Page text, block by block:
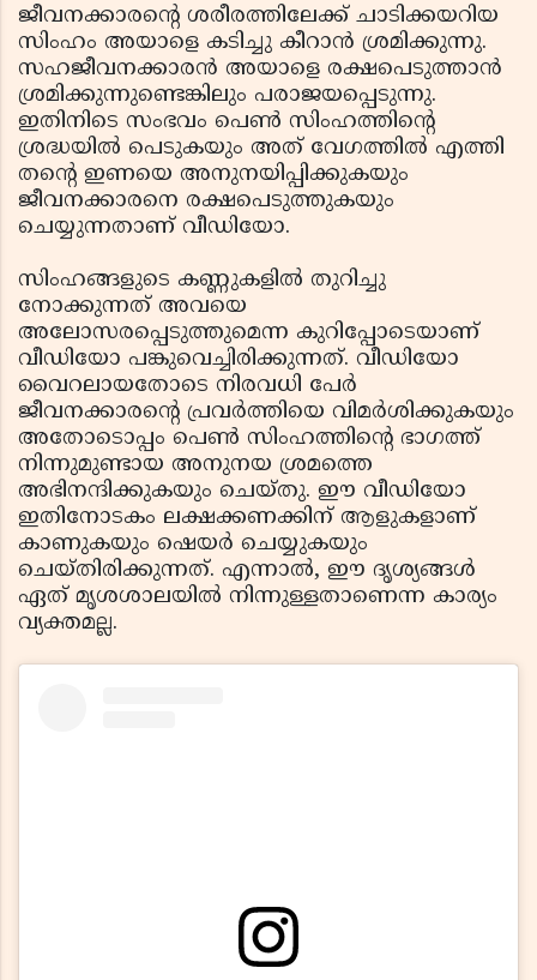
ജീവനക്കാരന്റെ ശരീരത്തിലേക്ക് ചാടിക്കയറിയ
സിംഹം അയാളെ കടിച്ചു കീറാന്‍ ശ്രമിക്കുന്നു.
സഹജീവനക്കാരന്‍ അയാളെ രക്ഷപെടുത്താന്‍
ശ്രമിക്കുന്നുണ്ടെങ്കിലും പരാജയപ്പെടുന്നു.
ഇതിനിടെ സംഭവം പെണ്‍ സിംഹത്തിന്റെ
ശ്രദ്ധയില്‍ പെടുകയും അത് വേഗത്തില്‍ എത്തി
തന്റെ ഇണയെ അനുനയിപ്പിക്കുകയും
ജീവനക്കാരനെ രക്ഷപെടുത്തുകയും
ചെയ്യുന്നതാണ് വീഡിയോ.
സിംഹങ്ങളുടെ കണ്ണുകളില്‍ തുറിച്ചു
നോക്കുന്നത് അവയെ
അലോസരപ്പെടുത്തുമെന്ന കുറിപ്പോടെയാണ്
വീഡിയോ പങ്കുവെച്ചിരിക്കുന്നത്. വീഡിയോ
വൈറലായതോടെ നിരവധി പേര്‍
ജീവനക്കാരന്റെ പ്രവര്‍ത്തിയെ വിമര്‍ശിക്കുകയും
അതോടൊപ്പം പെണ്‍ സിംഹത്തിന്റെ ഭാഗത്ത്
നിന്നുമുണ്ടായ അനുനയ ശ്രമത്തെ
അഭിനന്ദിക്കുകയും ചെയ്തു. ഈ വീഡിയോ
ഇതിനോടകം ലക്ഷക്കണക്കിന് ആളുകളാണ്
കാണുകയും ഷെയര്‍ ചെയ്യുകയും
ചെയ്തിരിക്കുന്നത്. എന്നാല്‍, ഈ ദൃശ്യങ്ങള്‍
ഏത് മൃശശാലയില്‍ നിന്നുള്ളതാണെന്ന കാര്യം
വ്യക്തമല്ല.